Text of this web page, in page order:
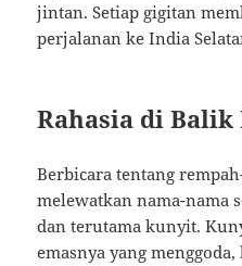
jintan. Setiap gigitan
perjalanan ke India
Rahasia di
Berbicara tentang
melewatkan nama-nama
dan terutama kunyit.
emasnya yang